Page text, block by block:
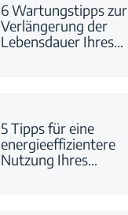
6 Wartungstipps zur
Verlängerung der
Lebensdauer Ihres…
5 Tipps für eine
energieeffizientere
Nutzung Ihres…